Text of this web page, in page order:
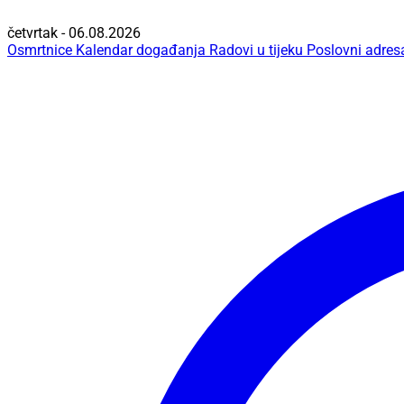
četvrtak - 06.08.2026
Osmrtnice Kalendar događanja Radovi u tijeku Poslovni